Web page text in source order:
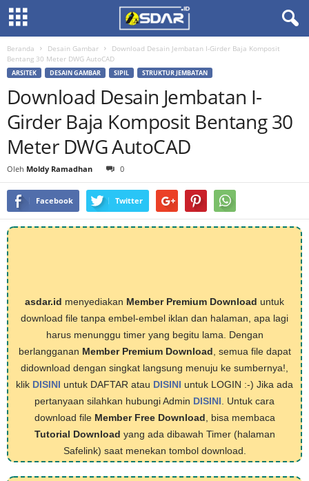
Beranda Desain Gambar
Download Desain Jembatan I-Girder Baja Komposit
Bentang 30 Meter DWG AutoCAD
ARSITEK DESAIN GAMBAR SIPIL STRUKTUR JEMBATAN
Download Desain Jembatan I-
Girder Baja Komposit Bentang 30
Meter DWG AutoCAD
Oleh Moldy Ramadhan 0
Facebook Twitter
asdar.id menyediakan Member Premium Download untuk
download file tanpa embel-embel iklan dan halaman, apa lagi
harus menunggu timer yang begitu lama. Dengan
berlangganan Member Premium Download , semua file dapat
didownload dengan singkat langsung menuju ke sumbernya!,
klik DISINI untuk DAFTAR atau DISINI untuk LOGIN :-) Jika ada
pertanyaan silahkan hubungi Admin DISINI . Untuk cara
download file Member Free Download , bisa membaca
Tutorial Download yang ada dibawah Timer (halaman
Safelink) saat menekan tombol download.